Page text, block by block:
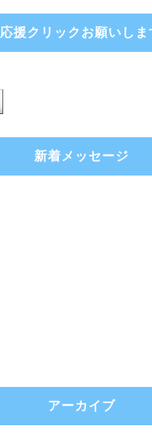
応援クリックお願いしま
新着メッセージ
アーカイブ